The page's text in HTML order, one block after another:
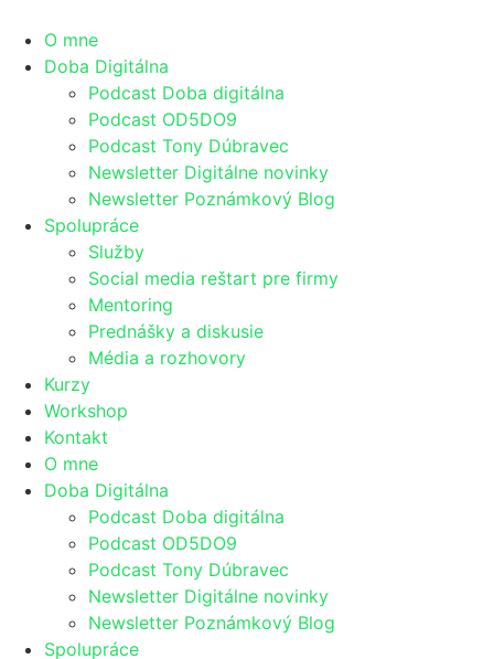
O mne
Doba Digitálna
Podcast Doba digitálna
Podcast OD5DO9
Podcast Tony Dúbravec
Newsletter Digitálne novinky
Newsletter Poznámkový Blog
Spolupráce
Služby
Social media reštart pre firmy
Mentoring
Prednášky a diskusie
Média a rozhovory
Kurzy
Workshop
Kontakt
O mne
Doba Digitálna
Podcast Doba digitálna
Podcast OD5DO9
Podcast Tony Dúbravec
Newsletter Digitálne novinky
Newsletter Poznámkový Blog
Spolupráce